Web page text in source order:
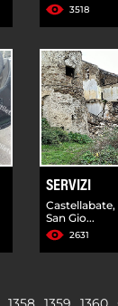
3518
SERVIZI
San Gio...
2631